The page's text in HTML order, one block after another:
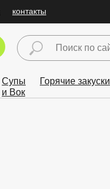
контакты
Супы
и Вок
Горячие закуски